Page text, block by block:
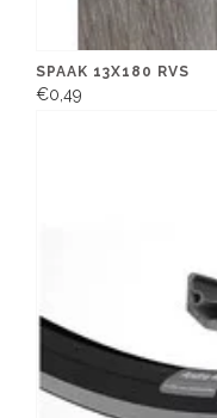
SPAAK 13X180 RVS
€0,49